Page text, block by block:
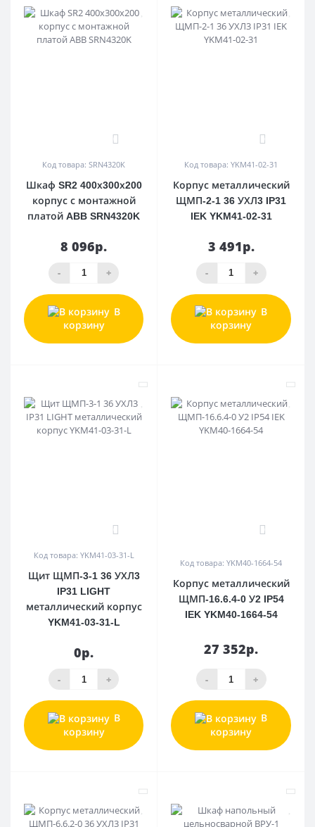
0
Код товара: SRN4320K
Шкаф SR2 400х300х200
корпус с монтажной
платой ABB SRN4320K
8 096р.
- +
В
корзину
0
Код товара: YKM41-02-31
Корпус металлический
ЩМП-2-1 36 УХЛ3 IP31
IEK YKM41-02-31
3 491р.
- +
В
корзину
Код товара: YKM41-03-31-L
Щит ЩМП-3-1 36 УХЛ3
IP31 LIGHT
металлический корпус
YKM41-03-31-L
0р.
- +
В
корзину
Код товара: YKM40-1664-54
Корпус металлический
ЩМП-16.6.4-0 У2 IP54
IEK YKM40-1664-54
27 352р.
- +
В
корзину